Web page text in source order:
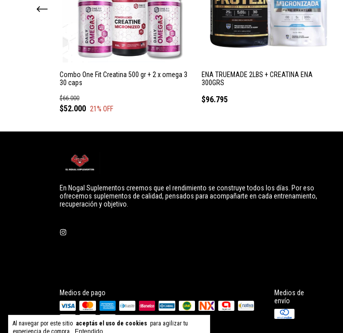
Al navegar por este sitio aceptás el uso de cookies para agilizar tu
experiencia de compra.
Entendido
Combo One Fit Creatina 500 gr + 2 x omega 3
30 caps
$52.000
$66.000
21% OFF
ENA TRUEMADE 2LBS + CREATINA ENA
300GRS
$96.795
En Nogal Suplementos creemos que el rendimiento se construye todos los días. Por eso
ofrecemos suplementos de calidad, pensados para acompañarte en cada entrenamiento,
recuperación y objetivo.
Medios de pago
Medios de
envío